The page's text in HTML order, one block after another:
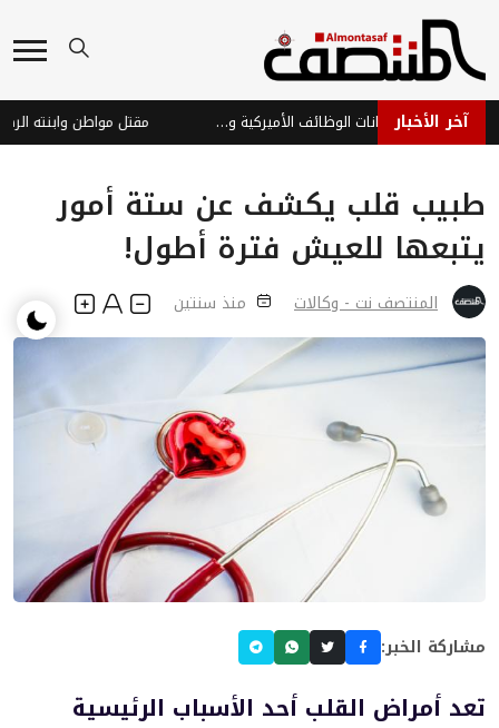
آخر الأخبار الدولار يتماسك وسط ترقب بيانات الوظائف الأميركية وتطورات ملف إيران
طبيب قلب يكشف عن ستة أمور
يتبعها للعيش فترة أطول!
المنتصف نت - وكالات منذ سنتين
مشاركة الخبر:
تعد أمراض القلب أحد الأسباب الرئيسية